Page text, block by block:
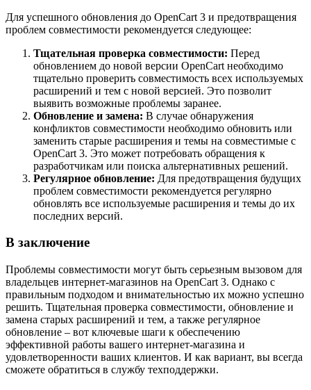
Для успешного обновления до OpenCart 3 и предотвращения
проблем совместимости рекомендуется следующее:
Тщательная проверка совместимости: Перед
обновлением до новой версии OpenCart необходимо
тщательно проверить совместимость всех используемых
расширений и тем с новой версией. Это позволит
выявить возможные проблемы заранее.
Обновление и замена: В случае обнаружения
конфликтов совместимости необходимо обновить или
заменить старые расширения и темы на совместимые с
OpenCart 3. Это может потребовать обращения к
разработчикам или поиска альтернативных решений.
Регулярное обновление: Для предотвращения будущих
проблем совместимости рекомендуется регулярно
обновлять все используемые расширения и темы до их
последних версий.
В заключение
Проблемы совместимости могут быть серьезным вызовом для
владельцев интернет-магазинов на OpenCart 3. Однако с
правильным подходом и внимательностью их можно успешно
решить. Тщательная проверка совместимости, обновление и
замена старых расширений и тем, а также регулярное
обновление – вот ключевые шаги к обеспечению
эффективной работы вашего интернет-магазина и
удовлетворенности ваших клиентов. И как вариант, вы всегда
сможете обратиться в службу техподдержки.